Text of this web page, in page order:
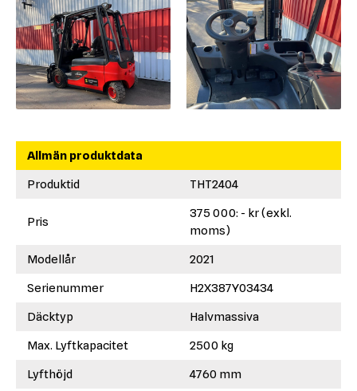
Allmän produktdata
Produktid
THT2404
Pris
375 000: - kr (exkl.
moms)
Modellår
2021
Serienummer
H2X387Y03434
Däcktyp
Halvmassiva
Max. Lyftkapacitet
2500 kg
Lyfthöjd
4760 mm